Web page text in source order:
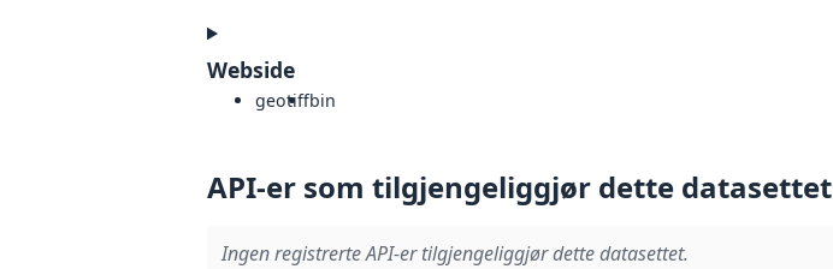
Webside
geotiffbin
API-er som tilgjengeliggjør dette datasettet
Ingen registrerte API-er tilgjengeliggjør dette datasettet.